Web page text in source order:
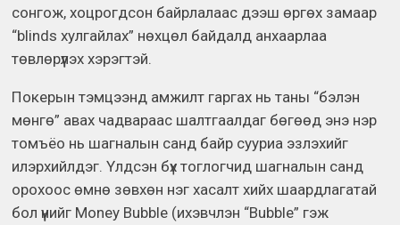
сонгож, хоцрогдсон байрлалаас дээш өргөх замаар
“blinds хулгайлах” нөхцөл байдалд анхаарлаа
төвлөрүүлэх хэрэгтэй.
Покерын тэмцээнд амжилт гаргах нь таны “бэлэн
мөнгө” авах чадвараас шалтгаалдаг бөгөөд энэ нэр
томъёо нь шагналын санд байр сууриа эзлэхийг
илэрхийлдэг. Үлдсэн бүх тоглогчид шагналын санд
орохоос өмнө зөвхөн нэг хасалт хийх шаардлагатай
бол үүнийг Money Bubble (ихэвчлэн “Bubble” гэж